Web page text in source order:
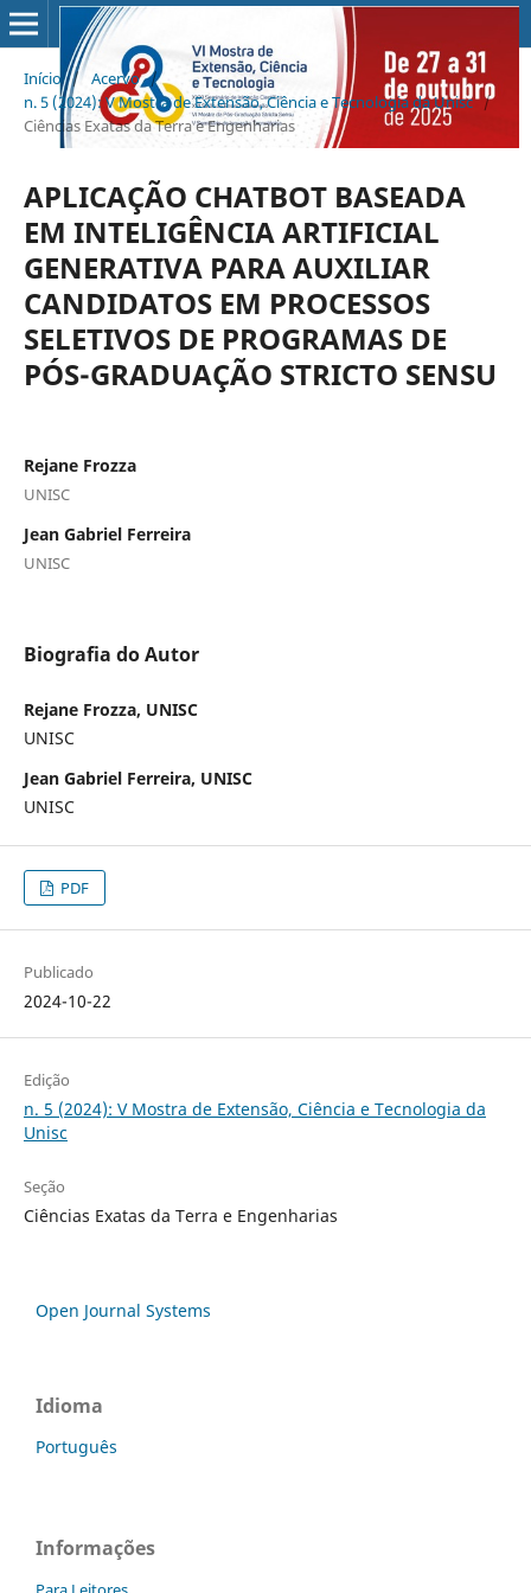
Início / Acervo /
n. 5 (2024): V Mostra de Extensão, Ciência e Tecnologia da Unisc /
Ciências Exatas da Terra e Engenharias
APLICAÇÃO CHATBOT BASEADA
EM INTELIGÊNCIA ARTIFICIAL
GENERATIVA PARA AUXILIAR
CANDIDATOS EM PROCESSOS
SELETIVOS DE PROGRAMAS DE
PÓS-GRADUAÇÃO STRICTO SENSU
Rejane Frozza
UNISC
Jean Gabriel Ferreira
UNISC
Biografia do Autor
Rejane Frozza, UNISC
UNISC
Jean Gabriel Ferreira, UNISC
UNISC
PDF
Publicado
2024-10-22
Edição
n. 5 (2024): V Mostra de Extensão, Ciência e Tecnologia da
Unisc
Seção
Ciências Exatas da Terra e Engenharias
Open Journal Systems
Idioma
Português
Informações